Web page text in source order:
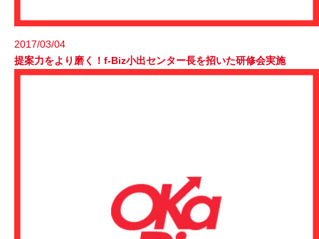
2017/03/04
提案力をより磨く！f-Biz小出センター長を招いた研修会実施